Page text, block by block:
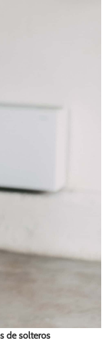
de solteros